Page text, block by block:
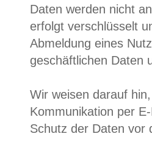
Daten werden nicht
erfolgt verschlüsselt
Abmeldung eines
geschäftlichen Daten
Wir weisen darauf
Kommunikation per
Schutz der Daten vor